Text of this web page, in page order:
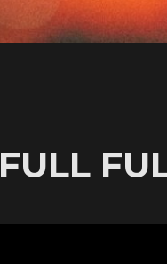
FULL